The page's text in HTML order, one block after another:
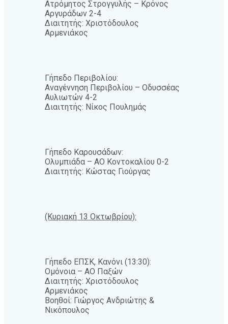
Ατρόμητος Στρογγυλής – Κρόνος
Αργυράδων 2-4
Διαιτητής: Χριστόδουλος
Αρμενιάκος
Γήπεδο Περιβολίου:
Αναγέννηση Περιβολίου – Οδυσσέας
Αυλιωτών 4-2
Διαιτητής: Νίκος Πουλημάς
Γήπεδο Καρουσάδων:
Ολυμπιάδα – ΑΟ Κοντοκαλίου 0-2
Διαιτητής: Κώστας Γιούργας
(Κυριακή 13 Οκτωβρίου):
Γήπεδο ΕΠΣΚ, Κανόνι (13:30):
Ομόνοια – ΑΟ Παξών
Διαιτητής: Χριστόδουλος
Αρμενιάκος
Βοηθοί: Γιώργος Ανδριώτης &
Νικόπουλος